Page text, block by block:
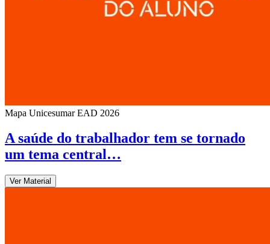
Mapa Unicesumar EAD 2026
A saúde do trabalhador tem se tornado
um tema central…
Ver Material